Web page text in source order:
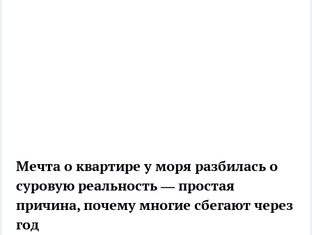
Мечта о квартире у моря разбилась о
суровую реальность — простая
причина, почему многие сбегают через
год